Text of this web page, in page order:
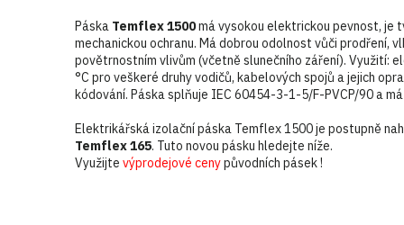
Páska Temflex 1500má vysokou elektrickou pevnost, je
mechanickou ochranu. Má dobrou odolnost vůči prodření,
povětrnostním vlivům (včetně slunečního záření). Využití:
°C pro veškeré druhy vodičů, kabelových spojů a jejich
kódování. Páska splňuje IEC 60454-3-1-5/F-PVCP/90 a
Elektrikářská izolační páska Temflex 1500 je postupně
Temflex 165. Tuto novou pásku hledejte níže.
Využijte výprodejové cenypůvodních pásek !